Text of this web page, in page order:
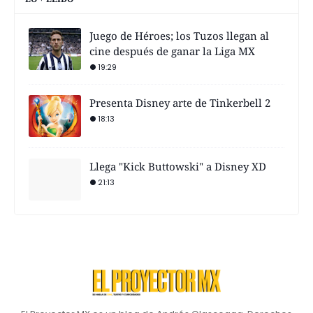
Juego de Héroes; los Tuzos llegan al
cine después de ganar la Liga MX
19:29
Presenta Disney arte de Tinkerbell 2
18:13
Llega "Kick Buttowski" a Disney XD
21:13